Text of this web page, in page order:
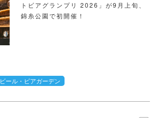
トビアグランプリ 2026」が9月上旬、
錦糸公園で初開催！
ビール・ビアガーデン